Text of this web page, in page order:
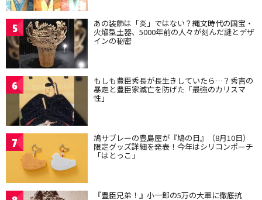
5 あの装飾は「炎」ではない？縄文時代の国宝・
火焔型土器、5000年前の人々が刻んだ謎とデザ
インの秘密
6 もしも豊臣秀長が長生きしていたら…？秀吉の
暴走と豊臣家滅亡を防げた「最強のカリスマ
性」
7 鳩サブレーの豊島屋が『鳩の日』（8月10日）
限定グッズ詳細を発表！今年はシリコンポーチ
「はとっこ」
『豊臣兄弟！』小一郎の5万の大軍に徹底抗